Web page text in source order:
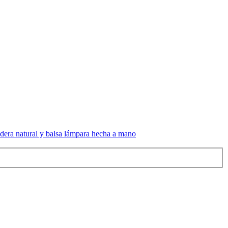
natural y balsa lámpara hecha a mano